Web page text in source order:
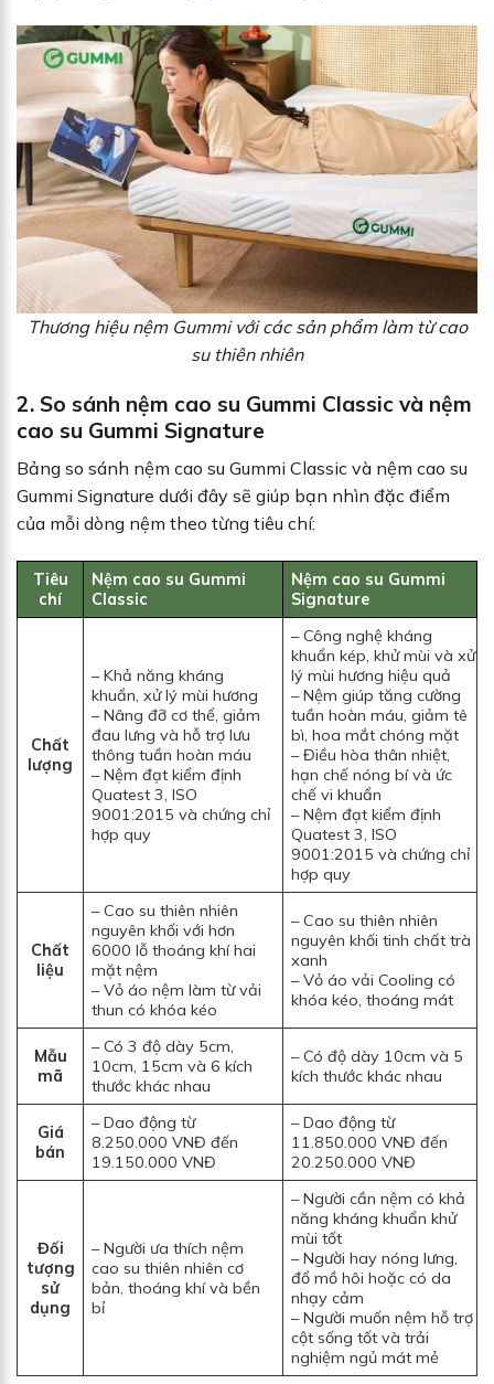
Thương hiệu nệm Gummi với các sản phẩm làm từ cao
su thiên nhiên
2. So sánh nệm cao su Gummi Classic và nệm
cao su Gummi Signature
Bảng so sánh nệm cao su Gummi Classic và nệm cao su
Gummi Signature dưới đây sẽ giúp bạn nhìn đặc điểm
của mỗi dòng nệm theo từng tiêu chí:
Tiêu
chí
Nệm cao su Gummi
Classic
Nệm cao su Gummi
Signature
Chất
lượng
– Khả năng kháng
khuẩn, xử lý mùi hương
– Nâng đỡ cơ thể, giảm
đau lưng và hỗ trợ lưu
thông tuần hoàn máu
– Nệm đạt kiểm định
Quatest 3, ISO
9001:2015 và chứng chỉ
hợp quy
– Công nghệ kháng
khuẩn kép, khử mùi và xử
lý mùi hương hiệu quả
– Nệm giúp tăng cường
tuần hoàn máu, giảm tê
bì, hoa mắt chóng mặt
– Điều hòa thân nhiệt,
hạn chế nóng bí và ức
chế vi khuẩn
– Nệm đạt kiểm định
Quatest 3, ISO
9001:2015 và chứng chỉ
hợp quy
Chất
liệu
– Cao su thiên nhiên
nguyên khối với hơn
6000 lỗ thoáng khí hai
mặt nệm
– Vỏ áo nệm làm từ vải
thun có khóa kéo
– Cao su thiên nhiên
nguyên khối tinh chất trà
xanh
– Vỏ áo vải Cooling có
khóa kéo, thoáng mát
Mẫu
mã
– Có 3 độ dày 5cm,
10cm, 15cm và 6 kích
thước khác nhau
– Có độ dày 10cm và 5
kích thước khác nhau
Giá
bán
– Dao động từ
8.250.000 VNĐ đến
19.150.000 VNĐ
– Dao động từ
11.850.000 VNĐ đến
20.250.000 VNĐ
Đối
tượng
sử
dụng
– Người ưa thích nệm
cao su thiên nhiên cơ
bản, thoáng khí và bền
bỉ
– Người cần nệm có khả
năng kháng khuẩn khử
mùi tốt
– Người hay nóng lưng,
đổ mồ hôi hoặc có da
nhạy cảm
– Người muốn nệm hỗ trợ
cột sống tốt và trải
nghiệm ngủ mát mẻ